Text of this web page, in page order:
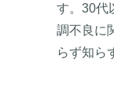
す。30代
調不良に
らず知ら